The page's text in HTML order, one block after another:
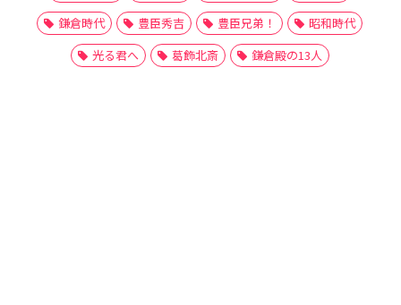
鎌倉時代
豊臣秀吉 豊臣兄弟！
昭和時代
光る君へ
葛飾北斎 鎌倉殿の13人